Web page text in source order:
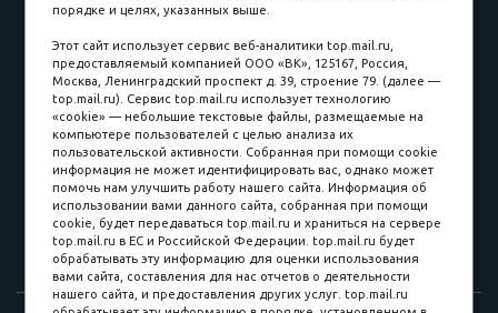
пл. Соляная, 6, стр. 16
8 (3822) 60-70-30
8 (3822) 50-39-09
8 (3822) 22-77-68
8 (3822) 50-48-50
8 (3822) 65-42-10
порядке и целях, указанных выше.
Этот сайт использует сервис веб-аналитики top.mail.ru,
предоставляемый компанией ООО «ВК», 125167, Россия,
Москва, Ленинградский проспект д. 39, строение 79. (далее —
top.mail.ru). Сервис top.mail.ru использует технологию
«cookie» — небольшие текстовые файлы, размещаемые на
компьютере пользователей с целью анализа их
пользовательской активности. Собранная при помощи cookie
информация не может идентифицировать вас, однако может
помочь нам улучшить работу нашего сайта. Информация об
использовании вами данного сайта, собранная при помощи
cookie, будет передаваться top.mail.ru и храниться на сервере
top.mail.ru в ЕС и Российской Федерации. top.mail.ru будет
обрабатывать эту информацию для оценки использования
вами сайта, составления для нас отчетов о деятельности
нашего сайта, и предоставления других услуг. top.mail.ru